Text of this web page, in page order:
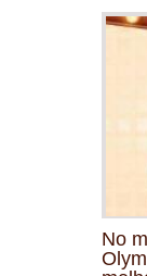
No